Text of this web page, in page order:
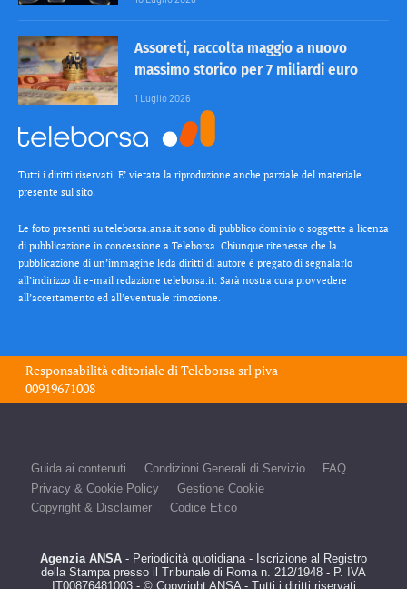
Assoreti, raccolta maggio a nuovo
massimo storico per 7 miliardi euro
1 Luglio 2026
Tutti i diritti riservati. E’ vietata la riproduzione anche parziale del materiale
presente sul sito.
Le foto presenti su teleborsa.ansa.it sono di pubblico dominio o soggette a licenza
di pubblicazione in concessione a Teleborsa. Chiunque ritenesse che la
pubblicazione di un’immagine leda diritti di autore è pregato di segnalarlo
all’indirizzo di e-mail redazione teleborsa.it. Sarà nostra cura provvedere
all’accertamento ed all’eventuale rimozione.
Responsabilità editoriale diTeleborsa srlpiva
00919671008
Guida ai contenuti Condizioni Generali di Servizio
FAQ
Privacy & Cookie Policy
Gestione Cookie
Copyright & Disclaimer
Codice Etico
Agenzia ANSA - Periodicità quotidiana - Iscrizione al Registro
della Stampa presso il Tribunale di Roma n. 212/1948 - P. IVA
IT00876481003 - © Copyright ANSA - Tutti i diritti riservati